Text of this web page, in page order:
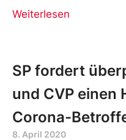
Weiterlesen
SP fordert
und CVP einen
Corona-
8. April 2020